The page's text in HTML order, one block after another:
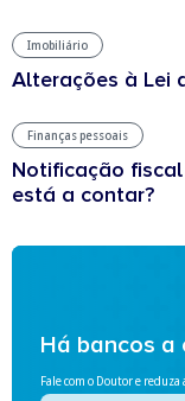
Imobiliário
Alterações à Lei
Finanças pessoais
Notificação
está a contar?
Há bancos a
Fale com o Doutor e reduza